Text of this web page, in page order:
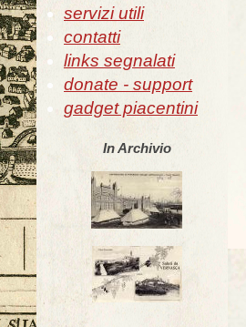
servizi utili
contatti
links segnalati
donate - support
gadget piacentini
In Archivio